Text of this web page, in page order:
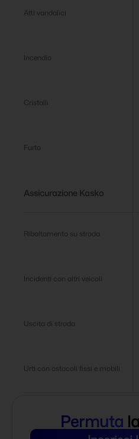
Atti vandalici
Incendio
Cristalli
Furto
Assicurazione Kasko
Ribaltamento su strada
Incidenti con altri veicoli
Uscita di strada
Urti con ostacoli fissi e mobili
Permuta